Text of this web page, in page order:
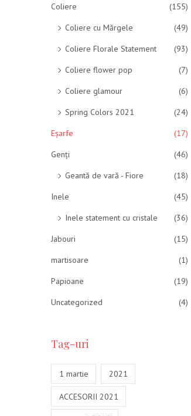
Coliere
(155)
Coliere cu Mărgele
(49)
Coliere Florale Statement
(93)
Coliere flower pop
(7)
Coliere glamour
(6)
Spring Colors 2021
(24)
Eșarfe
(17)
Genți
(46)
Geantă de vară - Fiore
(18)
Inele
(45)
Inele statement cu cristale
(36)
Jabouri
(15)
martisoare
(1)
Papioane
(19)
Uncategorized
(4)
Tag-uri
1 martie 2021
ACCESORII 2021